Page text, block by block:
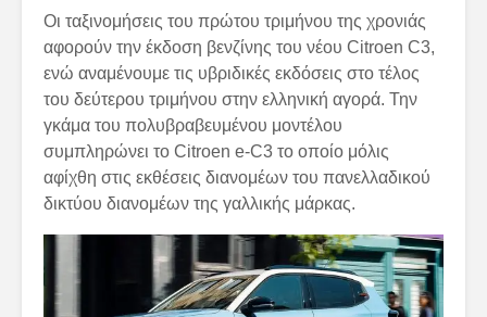
Οι ταξινομήσεις του πρώτου τριμήνου της χρονιάς
αφορούν την έκδοση βενζίνης του νέου Citroen C3,
ενώ αναμένουμε τις υβριδικές εκδόσεις στο τέλος
του δεύτερου τριμήνου στην ελληνική αγορά. Την
γκάμα του πολυβραβευμένου μοντέλου
συμπληρώνει το Citroen e-C3 το οποίο μόλις
αφίχθη στις εκθέσεις διανομέων του πανελλαδικού
δικτύου διανομέων της γαλλικής μάρκας.